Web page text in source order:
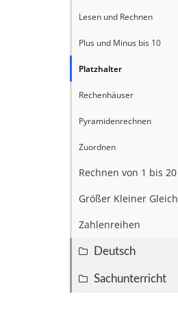
Lesen und Rechnen
Plus und Minus bis 10
Platzhalter
Rechenhäuser
Pyramidenrechnen
Zuordnen
Rechnen von 1 bis 20
Größer Kleiner Gleich
Zahlenreihen
Deutsch
Sachunterricht